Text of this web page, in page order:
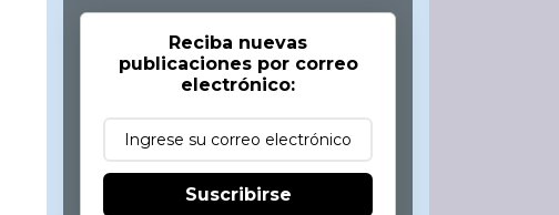
Reciba nuevas
publicaciones por correo
electrónico:
Suscribirse